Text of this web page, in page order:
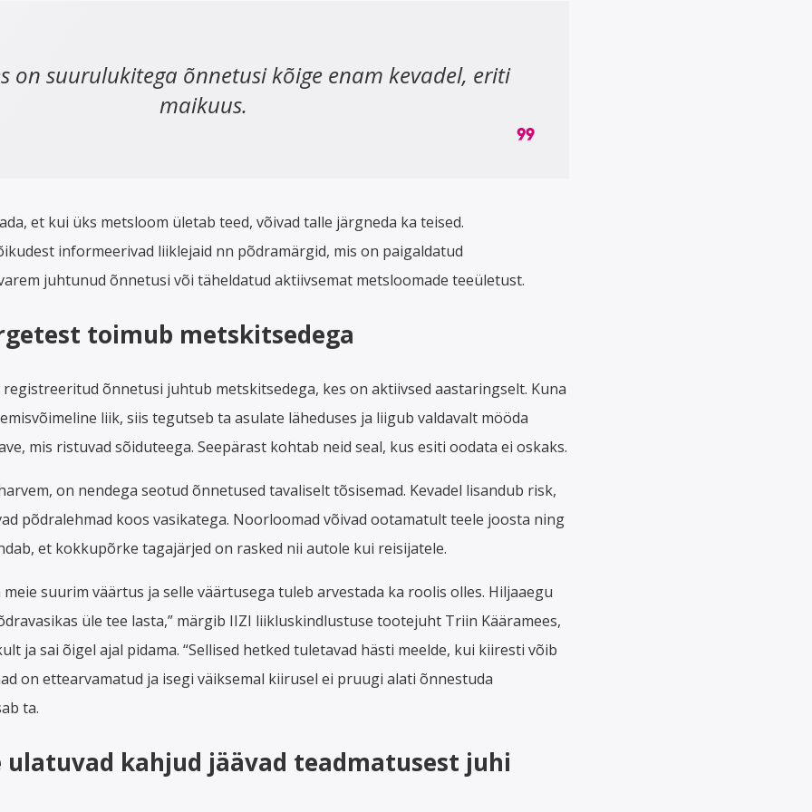
on suurulukitega õnnetusi kõige enam kevadel, eriti
maikuus.
et kui üks metsloom ületab teed, võivad talle järgneda ka teised.
informeerivad liiklejaid nn põdramärgid, mis on paigaldatud
juhtunud õnnetusi või täheldatud aktiivsemat metsloomade teeületust.
toimub metskitsedega
õnnetusi juhtub metskitsedega, kes on aktiivsed aastaringselt. Kuna
liik, siis tegutseb ta asulate läheduses ja liigub valdavalt mööda
mis ristuvad sõiduteega. Seepärast kohtab neid seal, kus esiti oodata ei oskaks.
on nendega seotud õnnetused tavaliselt tõsisemad. Kevadel lisandub risk,
põdralehmad koos vasikatega. Noorloomad võivad ootamatult teele joosta ning
et kokkupõrke tagajärjed on rasked nii autole kui reisijatele.
suurim väärtus ja selle väärtusega tuleb arvestada ka roolis olles. Hiljaaegu
üle tee lasta,” märgib IIZI liikluskindlustuse tootejuht Triin Kääramees,
ja sai õigel ajal pidama. “Sellised hetked tuletavad hästi meelde, kui kiiresti võib
on ettearvamatud ja isegi väiksemal kiirusel ei pruugi alati õnnestuda
ta.
ulatuvad kahjud jäävad teadmatusest juhi